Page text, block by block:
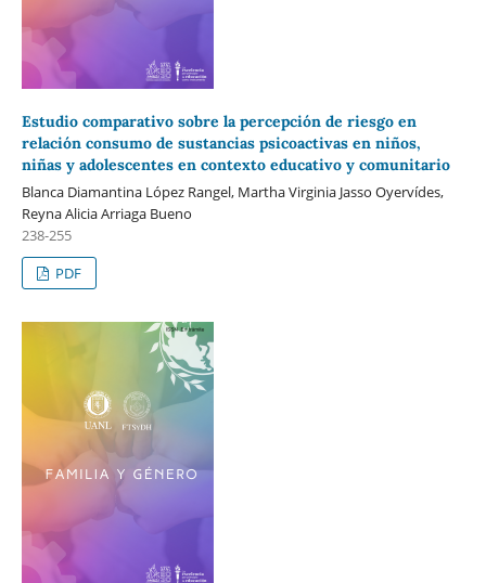
Estudio comparativo sobre la percepción de riesgo en
relación consumo de sustancias psicoactivas en niños,
niñas y adolescentes en contexto educativo y comunitario
Blanca Diamantina López Rangel, Martha Virginia Jasso Oyervídes,
Reyna Alicia Arriaga Bueno
238-255
PDF